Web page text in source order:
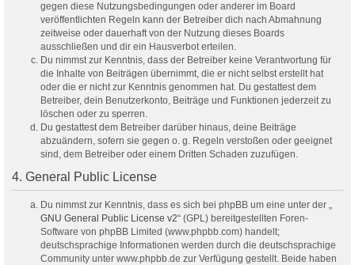
gegen diese Nutzungsbedingungen oder anderer im Board
veröffentlichten Regeln kann der Betreiber dich nach Abmahnung
zeitweise oder dauerhaft von der Nutzung dieses Boards
ausschließen und dir ein Hausverbot erteilen.
Du nimmst zur Kenntnis, dass der Betreiber keine Verantwortung für
die Inhalte von Beiträgen übernimmt, die er nicht selbst erstellt hat
oder die er nicht zur Kenntnis genommen hat. Du gestattest dem
Betreiber, dein Benutzerkonto, Beiträge und Funktionen jederzeit zu
löschen oder zu sperren.
Du gestattest dem Betreiber darüber hinaus, deine Beiträge
abzuändern, sofern sie gegen o. g. Regeln verstoßen oder geeignet
sind, dem Betreiber oder einem Dritten Schaden zuzufügen.
4. General Public License
Du nimmst zur Kenntnis, dass es sich bei phpBB um eine unter der „
GNU General Public License v2“ (GPL) bereitgestellten Foren-
Software von phpBB Limited (www.phpbb.com) handelt;
deutschsprachige Informationen werden durch die deutschsprachige
Community unter www.phpbb.de zur Verfügung gestellt. Beide haben